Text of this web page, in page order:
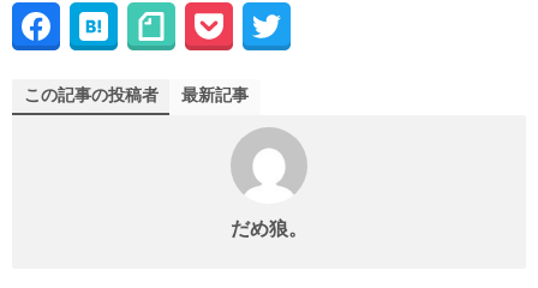
この記事の投稿者 最新記事
だめ狼。